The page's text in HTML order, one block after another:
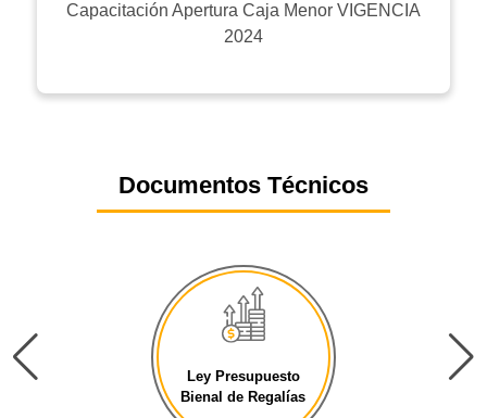
Capacitación Apertura Caja Menor VIGENCIA
2024
Documentos Técnicos
Ley Presupuesto
Bienal de Regalías